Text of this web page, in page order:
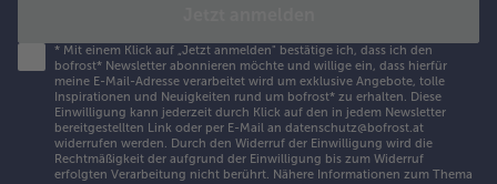
* Mit einem Klick auf „Jetzt anmelden" bestätige ich, dass ich den
bofrost* Newsletter abonnieren möchte und willige ein, dass hierfür
meine E-Mail-Adresse verarbeitet wird um exklusive Angebote, tolle
Inspirationen und Neuigkeiten rund um bofrost* zu erhalten. Diese
Einwilligung kann jederzeit durch Klick auf den in jedem Newsletter
bereitgestellten Link oder per E-Mail an datenschutz@bofrost.at
widerrufen werden. Durch den Widerruf der Einwilligung wird die
Rechtmäßigkeit der aufgrund der Einwilligung bis zum Widerruf
erfolgten Verarbeitung nicht berührt. Nähere Informationen zum Thema